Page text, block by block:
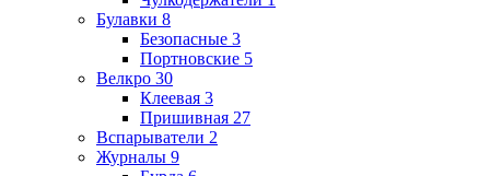
Булавки 8
Безопасные 3
Портновские 5
Велкро 30
Клеевая 3
Пришивная 27
Вспарыватели 2
Журналы 9